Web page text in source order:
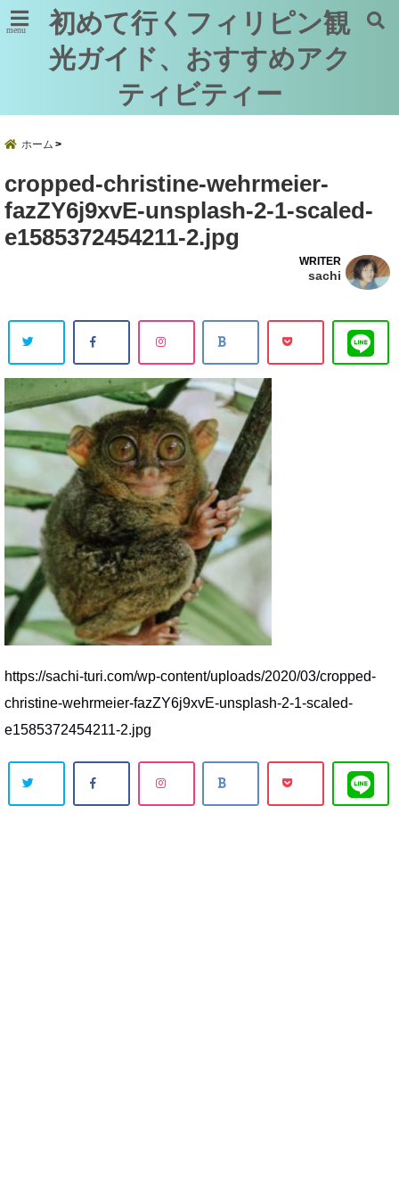
menu
初めて行くフィリピン観
光ガイド、おすすめアク
ティビティー
ホーム
cropped-christine-wehrmeier-
fazZY6j9xvE-unsplash-2-1-scaled-
e1585372454211-2.jpg
WRITER
sachi
https://sachi-turi.com/wp-content/uploads/2020/03/cropped-
christine-wehrmeier-fazZY6j9xvE-unsplash-2-1-scaled-
e1585372454211-2.jpg